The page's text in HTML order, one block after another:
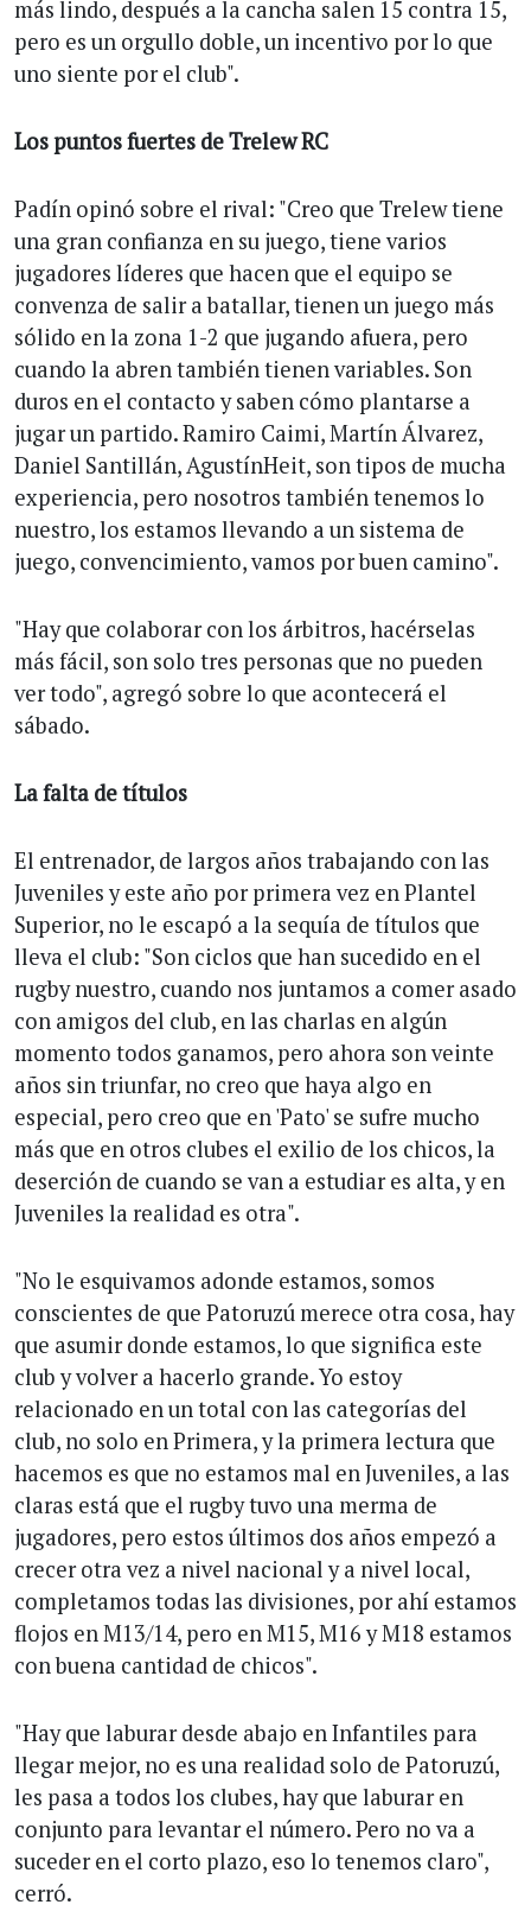
más lindo, después a la cancha salen 15 contra 15,
pero es un orgullo doble, un incentivo por lo que
uno siente por el club".
Los puntos fuertes de Trelew RC
Padín opinó sobre el rival: "Creo que Trelew tiene
una gran confianza en su juego, tiene varios
jugadores líderes que hacen que el equipo se
convenza de salir a batallar, tienen un juego más
sólido en la zona 1-2 que jugando afuera, pero
cuando la abren también tienen variables. Son
duros en el contacto y saben cómo plantarse a
jugar un partido. Ramiro Caimi, Martín Álvarez,
Daniel Santillán, AgustínHeit, son tipos de mucha
experiencia, pero nosotros también tenemos lo
nuestro, los estamos llevando a un sistema de
juego, convencimiento, vamos por buen camino".
"Hay que colaborar con los árbitros, hacérselas
más fácil, son solo tres personas que no pueden
ver todo", agregó sobre lo que acontecerá el
sábado.
La falta de títulos
El entrenador, de largos años trabajando con las
Juveniles y este año por primera vez en Plantel
Superior, no le escapó a la sequía de títulos que
lleva el club: "Son ciclos que han sucedido en el
rugby nuestro, cuando nos juntamos a comer asado
con amigos del club, en las charlas en algún
momento todos ganamos, pero ahora son veinte
años sin triunfar, no creo que haya algo en
especial, pero creo que en 'Pato' se sufre mucho
más que en otros clubes el exilio de los chicos, la
deserción de cuando se van a estudiar es alta, y en
Juveniles la realidad es otra".
"No le esquivamos adonde estamos, somos
conscientes de que Patoruzú merece otra cosa, hay
que asumir donde estamos, lo que significa este
club y volver a hacerlo grande. Yo estoy
relacionado en un total con las categorías del
club, no solo en Primera, y la primera lectura que
hacemos es que no estamos mal en Juveniles, a las
claras está que el rugby tuvo una merma de
jugadores, pero estos últimos dos años empezó a
crecer otra vez a nivel nacional y a nivel local,
completamos todas las divisiones, por ahí estamos
flojos en M13/14, pero en M15, M16 y M18 estamos
con buena cantidad de chicos".
"Hay que laburar desde abajo en Infantiles para
llegar mejor, no es una realidad solo de Patoruzú,
les pasa a todos los clubes, hay que laburar en
conjunto para levantar el número. Pero no va a
suceder en el corto plazo, eso lo tenemos claro",
cerró.